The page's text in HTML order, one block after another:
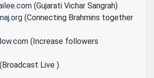
(Gujarati Vichar Sangrah)
(Connecting Brahmins together
(Increase followers
(Broadcast Live )